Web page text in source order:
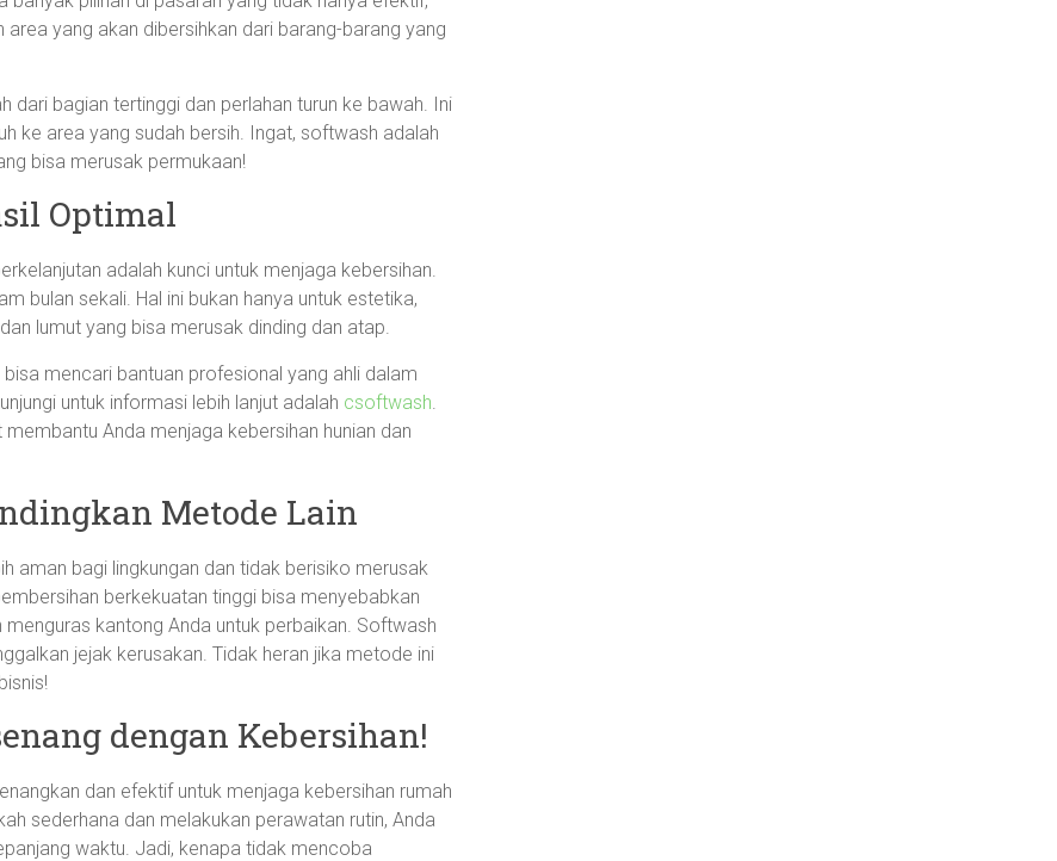
yang akan dibersihkan dari barang-barang yang
dari bagian tertinggi dan perlahan turun ke bawah. Ini
ke area yang sudah bersih. Ingat, softwash adalah
bisa merusak permukaan!
Optimal
adalah kunci untuk menjaga kebersihan.
bulan sekali. Hal ini bukan hanya untuk estetika,
lumut yang bisa merusak dinding dan atap.
mencari bantuan profesional yang ahli dalam
untuk informasi lebih lanjut adalah csoftwash.
Anda menjaga kebersihan hunian dan
Metode Lain
aman bagi lingkungan dan tidak berisiko merusak
berkekuatan tinggi bisa menyebabkan
kantong Anda untuk perbaikan. Softwash
jejak kerusakan. Tidak heran jika metode ini
dengan Kebersihan!
dan efektif untuk menjaga kebersihan rumah
sederhana dan melakukan perawatan rutin, Anda
waktu. Jadi, kenapa tidak mencoba